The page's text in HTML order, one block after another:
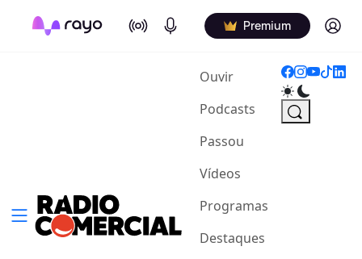
On Air Podcasts Premium Log in
Ouvir(current)
Podcasts
Passou
Vídeos
Programas
Destaques